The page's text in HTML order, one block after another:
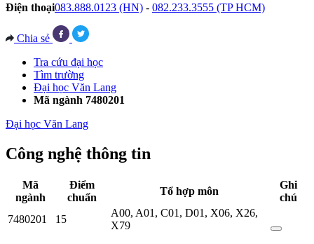
Điện thoại083.888.0123 (HN) - 082.233.3555 (TP HCM)
Chia sẻ
Tra cứu đại học
Tìm trường
Đại học Văn Lang
Mã ngành 7480201
Đại học Văn Lang
Công nghệ thông tin
Mã
ngành
Điểm
chuẩn
Tổ hợp môn
Ghi
chú
7480201
15
A00, A01, C01, D01, X06, X26,
X79